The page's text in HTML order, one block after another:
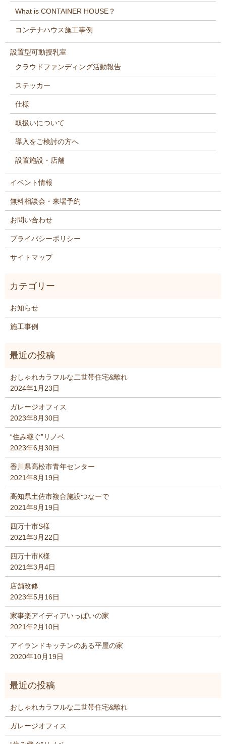
What is CONTAINER HOUSE？
コンテナハウス施工事例
設置型可動授乳室
クラウドファンディング活動報告
ステッカー
仕様
取扱いについて
導入をご検討の方へ
設置施設・店舗
イベント情報
無料相談会・来場予約
お問い合わせ
プライバシーポリシー
サイトマップ
お知らせ
施工事例
おしゃれカラフルな二世帯住宅&離れ
2024年1月23日
ガレージオフィス
2023年8月30日
“住み継ぐ”リノベ
2023年6月30日
香川県高松市青年センター
2021年8月19日
高知県土佐市複合施設つなーで
2021年8月19日
四万十市S様
2021年3月22日
四万十市K様
2021年3月4日
店舗改修
2023年5月16日
家事楽アイディアいっぱいの家
2021年2月10日
アイランドキッチンのある平屋の家
2020年10月19日
おしゃれカラフルな二世帯住宅&離れ
ガレージオフィス